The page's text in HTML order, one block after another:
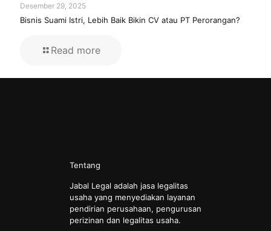
Desember 29, 2025
Bisnis Suami Istri, Lebih Baik Bikin CV atau PT Perorangan?
Read more
Tentang
Jabal Legal adalah jasa legalitas
usaha yang menyediakan layanan
pendirian perusahaan, pengurusan
perizinan dan legalitas usaha.